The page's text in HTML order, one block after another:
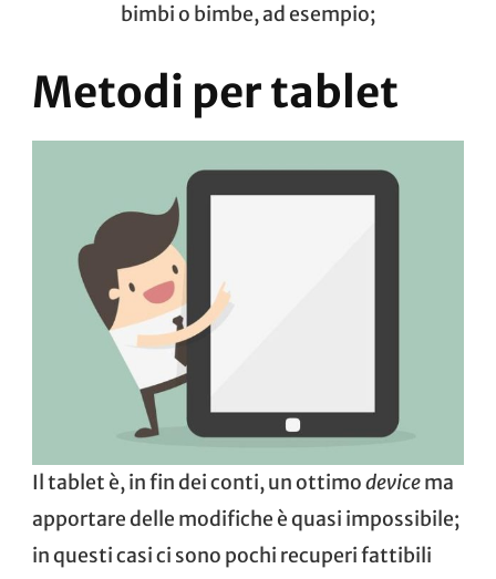
bimbi o bimbe, ad esempio;
Metodi per tablet
Il tablet è, in fin dei conti, un ottimodevicema
apportare delle modifiche è quasi impossibile;
in questi casi ci sono pochi recuperi fattibili